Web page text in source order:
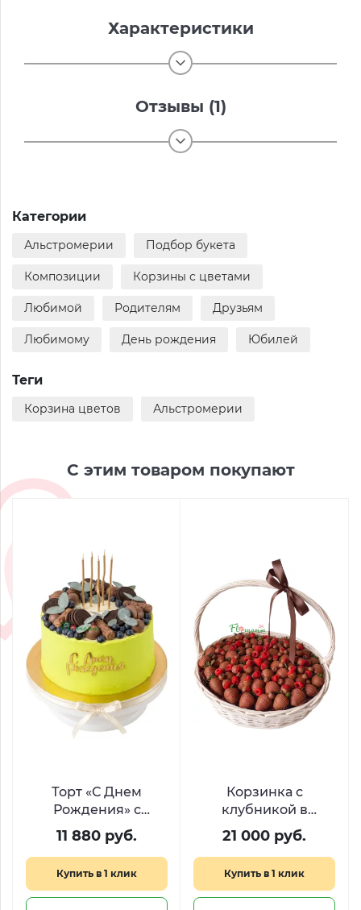
Характеристики
Отзывы (1)
Категории
Альстромерии Подбор букета
Композиции Корзины с цветами
Любимой Родителям Друзьям
Любимому День рождения Юбилей
Теги
Корзина цветов Альстромерии
С этим товаром покупают
Торт «С Днем
Рождения» с
ягодами и печеньем
Oreo
11 880 руб.
Купить в 1 клик
Корзинка с
клубникой в
шоколаде и
свежими ягодами
«Шоколадная вуаль»
21 000 руб.
Купить в 1 клик